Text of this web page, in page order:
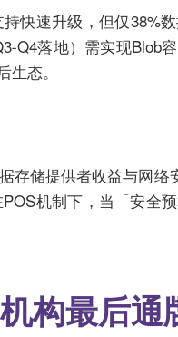
快速升级，但仅38%
Q4落地）需实现
态。
存储提供者收益与网
机制下，当「安全
构最后通